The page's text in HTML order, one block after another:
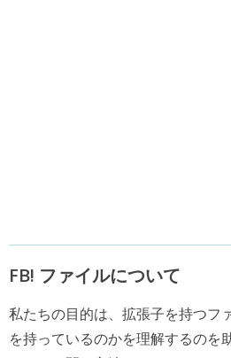
FB! ファイルについて
私たちの目的は、拡張子を持つフ
を持っているのかを理解するのを